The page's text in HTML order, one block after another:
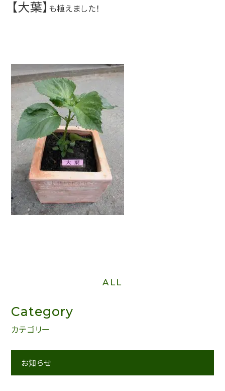
【大葉】 も植えました！
ALL
Category
カテゴリー
お知らせ